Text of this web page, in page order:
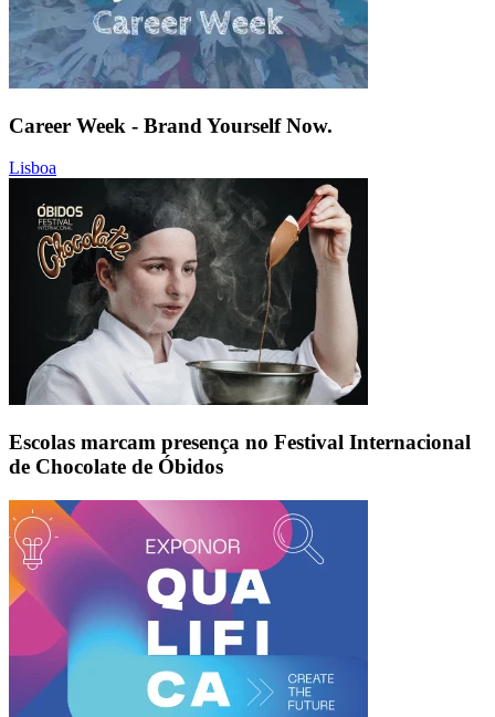
Career Week - Brand Yourself Now.
Lisboa
Escolas marcam presença no Festival Internacional
de Chocolate de Óbidos